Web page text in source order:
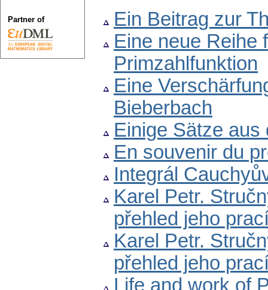
Ein Beitrag zur
Eine neue Reihe
Primzahlfunktion
Eine
Bieberbach
Einige Sätze aus
En souvenir du
Integrál
Karel Petr.
přehled jeho
Karel Petr.
přehled jeho
Life and work of
Partner of